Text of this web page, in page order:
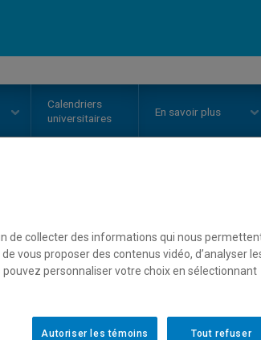
Calendriers
universitaires
En savoir plus
Génie logiciel:
Horaire - Été 2026 Horaire -
de collecter des informations qui nous
vous proposer des contenus vidéo, d’analyser
personnaliser votre choix en sélectionnant
Tout refuser
Autoriser les témoins